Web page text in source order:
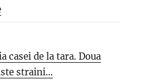
casei de la tara. Doua
straini...